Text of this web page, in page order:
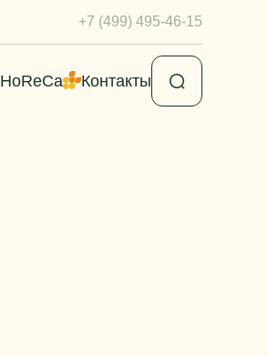
+7 (499) 495-46-15
HoReCa Контакты